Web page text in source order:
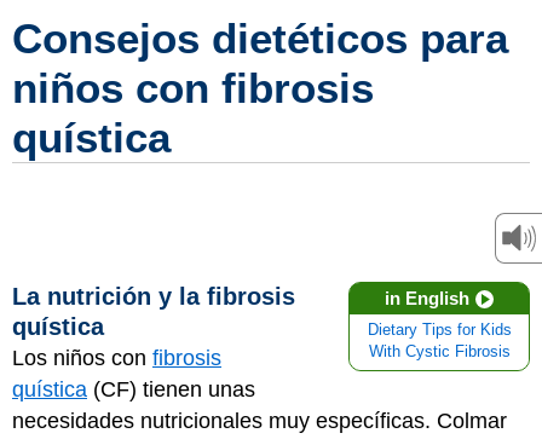
Consejos dietéticos para
niños con fibrosis
quística
in English
Dietary Tips for Kids
With Cystic Fibrosis
La nutrición y la fibrosis
quística
Los niños con fibrosis
quística (CF) tienen unas
necesidades nutricionales muy específicas. Colmar